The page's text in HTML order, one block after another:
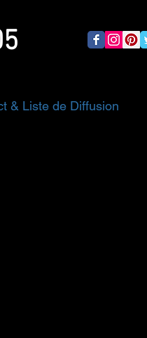
& Liste de Diffusion